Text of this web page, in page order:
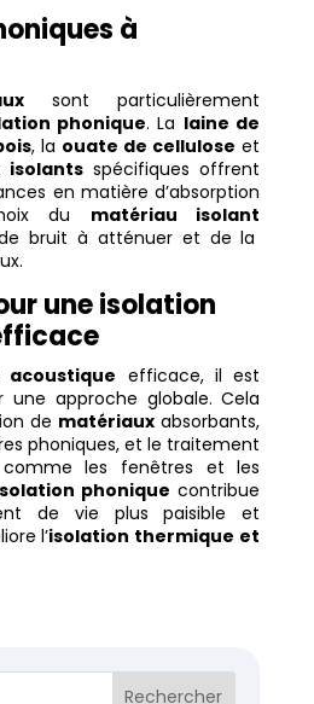
à
sont particulièrement
phonique. La laine de
, la ouate de cellulose et
isolantsspécifiques offrent
en matière d’absorption
du matériau isolant
bruit à atténuer et de la
une isolation
acoustique efficace, il est
une approche globale. Cela
de matériaux absorbants,
phoniques, et le traitement
les fenêtres et les
phonique contribue
de vie plus paisible et
l’isolation thermique et